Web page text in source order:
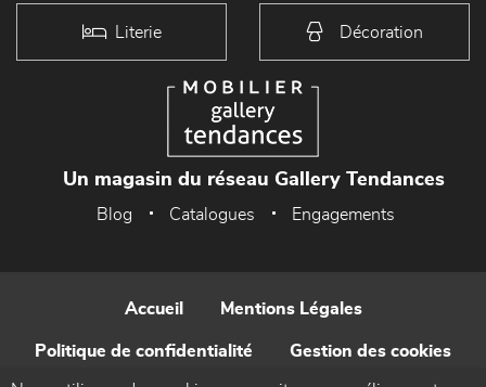
Literie Décoration
Un magasin du réseau Gallery Tendances
Blog Catalogues Engagements
Accueil Mentions Légales
Politique de confidentialité Gestion des cookies